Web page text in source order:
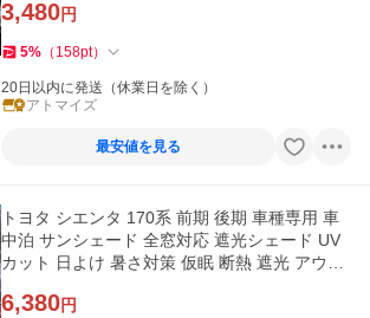
3,480円
5% （ 158pt）
20日以内に発送（休業日を除く）
アトマイズ
最安値を見る
トヨタ シエンタ 170系 前期 後期 車種専用 車
中泊 サンシェード 全窓対応 遮光シェード UV
カット 日よけ 暑さ対策 仮眠 断熱 遮光 アウト
6,380円